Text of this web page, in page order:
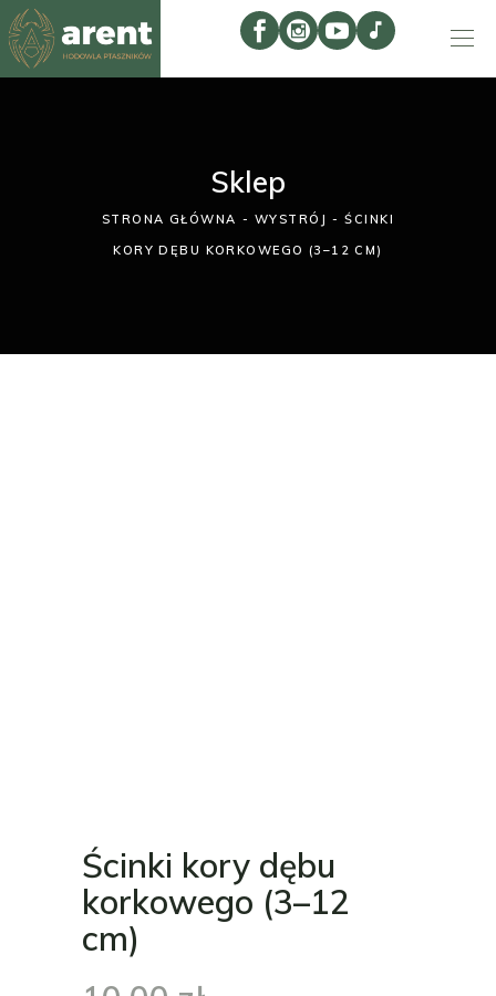
Sklep
STRONA GŁÓWNA WYSTRÓJ
ŚCINKI
KORY DĘBU KORKOWEGO (3–12 CM)
Ścinki kory dębu
korkowego (3–12
cm)